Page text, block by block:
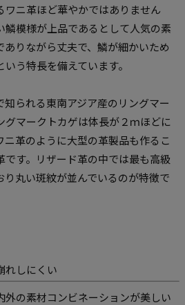
ワニ革ほど華やかではありません
鱗模様が上品であるとして人気の素
りながら丈夫で、鱗が細かいため
う特長を備えています。
知られる東南アジア産のリングマー
グマークトカゲは体長が２ｍほどに
革のように大型の革製品も作るこ
です。リザード革の中では最も高級
り丸い斑紋が並んでいるのが特徴で
れしにくい
外の素材コンビネーションが美しい